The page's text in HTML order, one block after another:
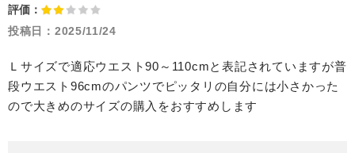
評価：
投稿日： 2025/11/24
Ｌサイズで適応ウエスト90～110cmと表記されていますが普
段ウエスト96cmのパンツでピッタリの自分には小さかった
ので大きめのサイズの購入をおすすめします